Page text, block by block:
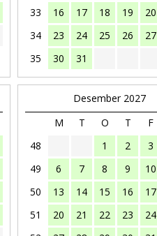
33
16 17 18 19 20
34
23 24 25 26 27
35
30 31
Desember 2027
M
T O T F
48
1 2 3
49
6 7 8 9 10
50
13 14 15 16 17
51
20 21 22 23 24